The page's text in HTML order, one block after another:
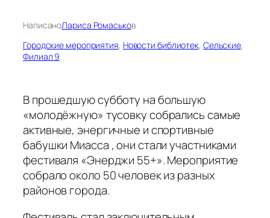
НаписаноЛариса Ромаськов
Городские мероприятия, Новости библиотек, Сельские
Филиал 9
В прошедшую субботу на большую
«молодёжную» тусовку собрались самые
активные, энергичные и спортивные
бабушки Миасса , они стали участниками
фестиваля «Энерджи 55+». Мероприятие
собрало около 50 человек из разных
районов города.